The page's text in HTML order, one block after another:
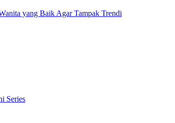
yang Baik Agar Tampak Trendi
Series